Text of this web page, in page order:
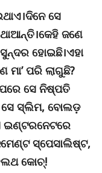
ସେ
ଜଣେ
ହୋଇଛି।ଏହା
ମା’ ପରି ଲାଗୁଛି?
ସେ ନିଷ୍ପତି
ସେ ସ୍ଲିମ, ବୋଲଡ଼
ସ୍ପେସାଲିଷ୍ଟ,
କୋଚ୍!